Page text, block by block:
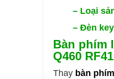
– Loại
– Đèn
Bàn phím
Q460
Thay bàn